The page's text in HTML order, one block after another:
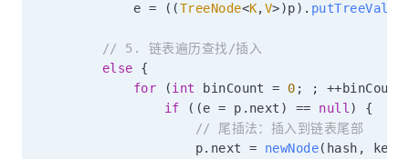
            e
= ( (TreeNode<K,V>)p) . putTreeVal
// 5. 链表遍历查找/插入
else
{
for
(int binCount = 0 ; ; ++binCount
if
( (e = p . next ) == null)
{
// 尾插法：插入到链表尾部
                    p
. next = newNode( hash , key